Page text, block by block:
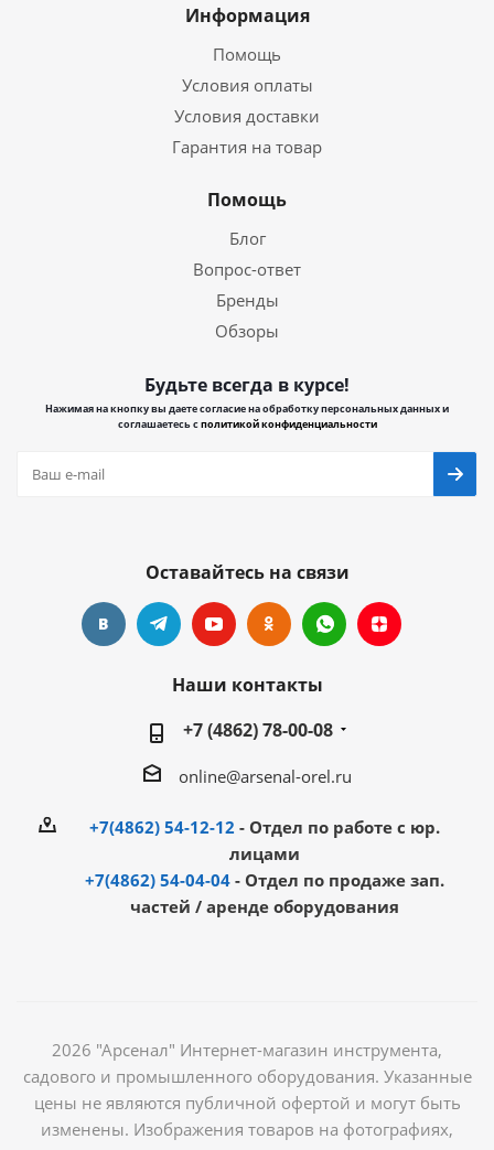
Информация
Помощь
Условия оплаты
Условия доставки
Гарантия на товар
Помощь
Блог
Вопрос-ответ
Бренды
Обзоры
Будьте всегда в курсе!
Нажимая на кнопку вы даете согласие на обработку персональных данных и
соглашаетесь сполитикой конфиденциальности
Оставайтесь на связи
Наши контакты
+7 (4862) 78-00-08
online@arsenal-orel.ru
+7(4862) 54-12-12 - Отдел по работе с юр.
лицами
+7(4862) 54-04-04 - Отдел по продаже зап.
частей / аренде оборудования
2026 "Арсенал" Интернет-магазин инструмента,
садового и промышленного оборудования. Указанные
цены не являются публичной офертой и могут быть
изменены. Изображения товаров на фотографиях,